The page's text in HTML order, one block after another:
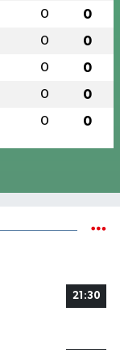
0 0
0 0
0 0
0 0
0 0
21:30